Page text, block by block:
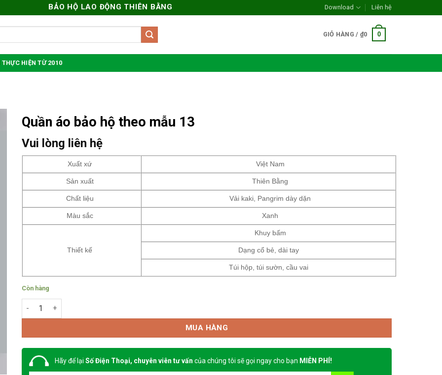
BẢO HỘ LAO ĐỘNG THIÊN BẰNG Download Liên hệ
GIỎ HÀNG / ₫0 0
THỰC HIỆN TỪ 2010
Quần áo bảo hộ theo mẫu 13
Vui lòng liên hệ
Xuất xứ Việt Nam
Sản xuất Thiên Bằng
Chất liệu Vải kaki, Pangrim dày dặn
Màu sắc Xanh
Thiết kế
Khuy bấm
Dạng cổ bẻ, dài tay
Túi hộp, túi sườn, cầu vai
Còn hàng
Quần áo bảo hộ theo mẫu 13 số lượng
MUA HÀNG
Hãy để lại Số Điện Thoại, chuyên viên tư vấn của chúng tôi sẽ gọi ngay cho bạn MIỄN PHÍ!